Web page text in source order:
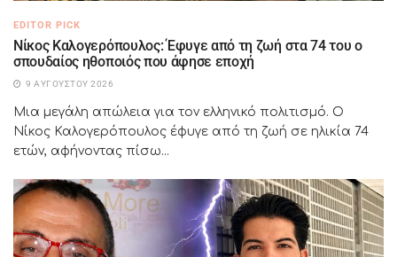
EDITOR PICK
Νίκος Καλογερόπουλος: Έφυγε από τη ζωή στα 74 του ο
σπουδαίος ηθοποιός που άφησε εποχή
9 ΑΥΓΟΎΣΤΟΥ 2026
Μια μεγάλη απώλεια για τον ελληνικό πολιτισμό. Ο
Νίκος Καλογερόπουλος έφυγε από τη ζωή σε ηλικία 74
ετών, αφήνοντας πίσω...